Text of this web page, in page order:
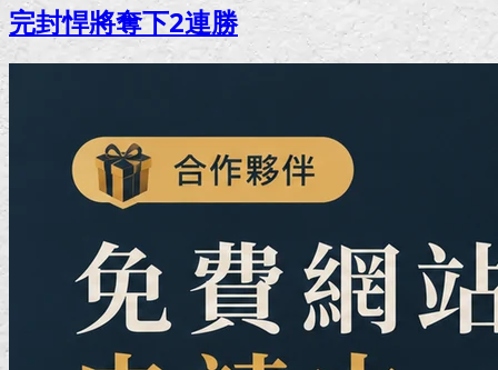
完封悍將奪下2連勝